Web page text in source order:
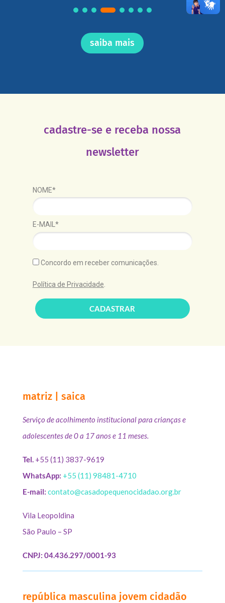
saiba mais
cadastre-se e receba nossa
newsletter
NOME*
E-MAIL*
Concordo em receber comunicações.
Política de Privacidade
CADASTRAR
matriz | saica
Serviço de acolhimento institucional para crianças e
adolescentes de 0 a 17 anos e 11 meses.
Tel.+55 (11) 3837-9619
WhatsApp: +55 (11) 98481-4710
E-mail: contato@casadopequenocidadao.org.br
Vila Leopoldina
São Paulo – SP
CNPJ: 04.436.297/0001-93
república masculina jovem cidadão